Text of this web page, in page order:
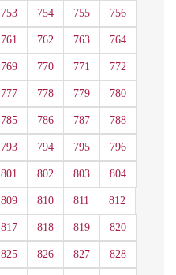
753 754 755 756
761 762 763 764
769 770 771 772
777 778 779 780
785 786 787 788
793 794 795 796
801 802 803 804
809 810 811 812
817 818 819 820
825 826 827 828